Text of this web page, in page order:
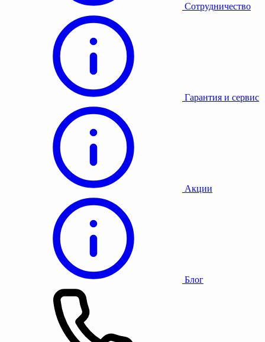
Сотрудничество
Гарантия и сервис
Акции
Блог